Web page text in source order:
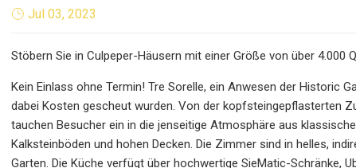
Jul 03, 2023
Stöbern Sie in Culpeper-Häusern mit einer Größe von über 4.000
Kein Einlass ohne Termin! Tre Sorelle, ein Anwesen der Historic
dabei Kosten gescheut wurden. Von der kopfsteingepflasterten
tauchen Besucher ein in die jenseitige Atmosphäre aus
Kalksteinböden und hohen Decken. Die Zimmer sind in helles,
Garten. Die Küche verfügt über hochwertige SieMatic-Schränke,